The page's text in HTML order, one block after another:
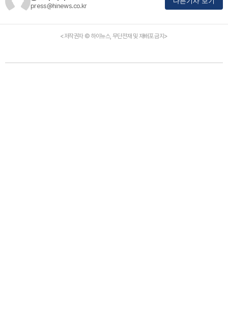
press@hinews.co.kr
<저작권자 © 하이뉴스, 무단전재 및 재배포 금지>